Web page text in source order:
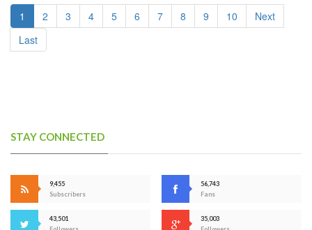
1 2 3 4 5 6 7 8 9 10
Next
Last
STAY CONNECTED
9,455
Subscribers
56,743
Fans
43,501
35,003